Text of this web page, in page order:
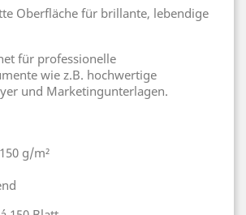
Oberfläche für brillante, lebendige
für professionelle
wie z.B. hochwertige
und Marketingunterlagen.
g/m²